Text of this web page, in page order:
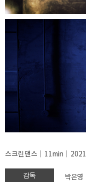
스크린댄스│11min│2021
감독
박은영